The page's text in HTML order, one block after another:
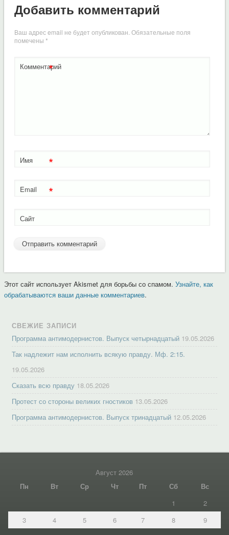
Добавить комментарий
Ваш адрес email не будет опубликован.Обязательные поля
помечены *
Комментарий
*
Имя *
Email *
Сайт
Этот сайт использует Akismet для борьбы со спамом. Узнайте, как
обрабатываются ваши данные комментариев.
СВЕЖИЕ ЗАПИСИ
Программа антимодернистов. Выпуск четырнадцатый 19.05.2026
Так надлежит нам исполнить всякую правду. Мф. 2:15.
19.05.2026
Сказать всю правду 18.05.2026
Протест со стороны великих гностиков 13.05.2026
Программа антимодернистов. Выпуск тринадцатый 12.05.2026
Август 2026
Пн
Вт Ср Чт Пт Сб
Вс
1
2
3
4 5 6 7 8
9